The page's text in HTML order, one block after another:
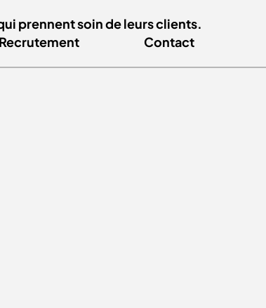
prennent soin de leurs clients.
Recrutement Contact